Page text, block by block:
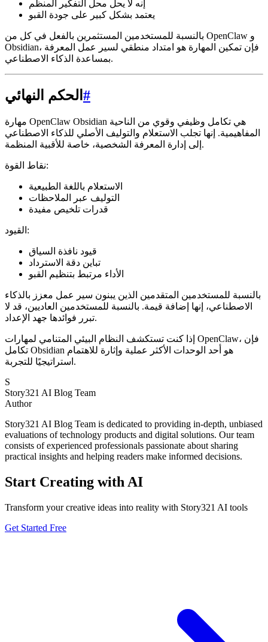
إنه لا يحل محل التفكير المنظم
يعتمد بشكل كبير على جودة القبو
بالنسبة للمستخدمين المستثمرين بالفعل في كل من OpenClaw و
Obsidian، فإن تمكين المهارة هو امتداد منطقي لسير عمل المعرفة
بمساعدة الذكاء الاصطناعي.
الحكم النهائي #
مهارة OpenClaw Obsidian هي تكامل وظيفي وقوي من الناحية
المفاهيمية. إنها تجلب الاستعلام والتوليف الأصلي للذكاء الاصطناعي
إلى إدارة المعرفة الشخصية، خاصة للأقبية المنظمة.
نقاط القوة:
الاستعلام باللغة الطبيعية
التوليف عبر الملاحظات
قدرات تلخيص مفيدة
القيود:
قيود نافذة السياق
تباين دقة الاسترداد
الأداء مرتبط بتنظيم القبو
بالنسبة للمستخدمين المتقدمين الذين يبنون سير عمل معزز بالذكاء
الاصطناعي، إنها إضافة قيمة. بالنسبة للمستخدمين العاديين، قد لا
تبرر فوائدها جهد الإعداد.
إذا كنت تستكشف النظام البيئي المتنامي لمهارات OpenClaw، فإن
تكامل Obsidian هو أحد الوحدات الأكثر عملية وإثارة للاهتمام
استراتيجيًا للتجربة.
S
Story321 AI Blog Team
Author
Story321 AI Blog Team is dedicated to providing in-depth, unbiased
evaluations of technology products and digital solutions. Our team
consists of experienced professionals passionate about sharing
practical insights and helping readers make informed decisions.
Start Creating with AI
Transform your creative ideas into reality with Story321 AI tools
Get Started Free